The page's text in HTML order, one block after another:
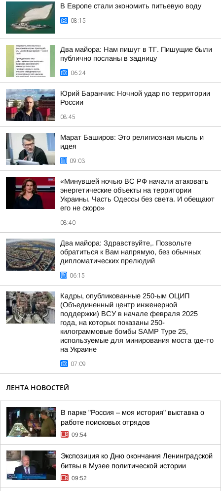
В Европе стали экономить питьевую воду
08:15
Два майора: Нам пишут в ТГ. Пишущие были
публично посланы в задницу
06:24
Юрий Баранчик: Ночной удар по территории
России
08:45
Марат Баширов: Это религиозная мысль и
идея
09:03
«Минувшей ночью ВС РФ начали атаковать
энергетические объекты на территории
Украины. Часть Одессы без света. И обещают
его не скоро»
08:40
Два майора: Здравствуйте,. Позвольте
обратиться к Вам напрямую, без обычных
дипломатических прелюдий
06:15
Кадры, опубликованные 250-ым ОЦИП
(Объединенный центр инженерной
поддержки) ВСУ в начале февраля 2025
года, на которых показаны 250-
килограммовые бомбы SAMP Type 25,
используемые для минирования моста где-то
на Украине
07:09
ЛЕНТА НОВОСТЕЙ
В парке "Россия – моя история" выставка о
работе поисковых отрядов
09:54
Экспозиция ко Дню окончания Ленинградской
битвы в Музее политической истории
09:52